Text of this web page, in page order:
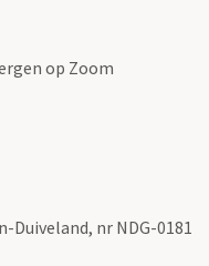
op Zoom
Duiveland, nr NDG-0181